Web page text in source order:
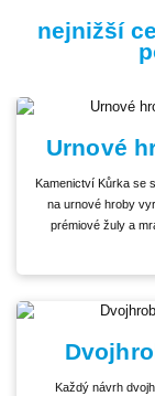
nejnižší
Urnové
Kamenictví Kůrka se
na urnové hroby
prémiové žuly a
Každý návrh